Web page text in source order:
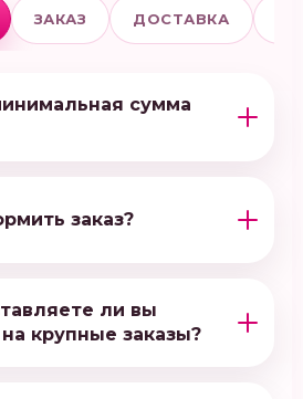
ЗАКАЗ ДОСТАВКА
сумма
заказ?
ли вы
крупные заказы?